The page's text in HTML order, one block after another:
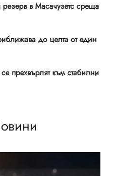
резерв в Масачузетс среща
до целта от един
прехвърлят към стабилни